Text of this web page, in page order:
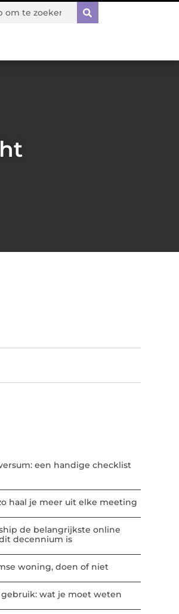
een handige checklist
haal je meer uit elke meeting
de belangrijkste online
decennium is
woning, doen of niet
wat je moet weten